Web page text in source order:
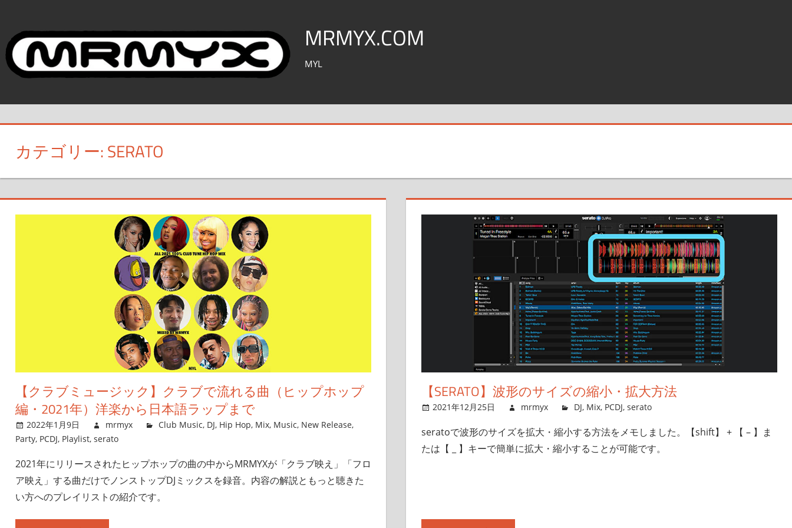
テ
ン
キ
MRMYX.COM
MYL
カテゴリー:SERATO
【クラブミュージック】クラブで流れる曲（ヒップホップ
編・2021年）洋楽から日本語ラップまで
2022年1月9日 mrmyx Club Music, DJ, Hip Hop, Mix, Music, New Release,
Party, PCDJ, Playlist, serato
2021年にリリースされたヒップホップの曲の中からMRMYXが「クラブ映え」「フロ
ア映え」する曲だけでノンストップDJミックスを録音。内容の解説ともっと聴きた
い方へのプレイリストの紹介です。
【SERATO】波形のサイズの縮小・拡大方法
2021年12月25日 mrmyx DJ, Mix, PCDJ,serato
seratoで波形のサイズを拡大・縮小する方法をメモしました。【shift】 + 【 – 】ま
たは【 _ 】キーで簡単に拡大・縮小することが可能です。